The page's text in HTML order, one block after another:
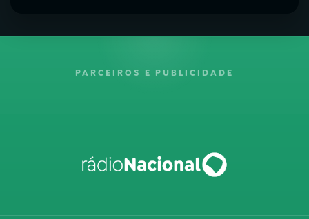
PARCEIROS E PUBLICIDADE